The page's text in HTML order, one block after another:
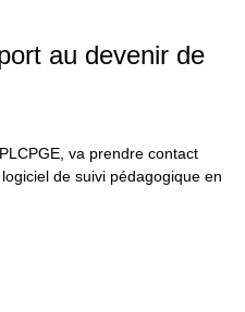
au devenir de
va prendre contact
de suivi pédagogique en